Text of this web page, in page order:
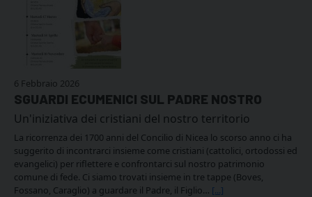
6 Febbraio 2026
SGUARDI ECUMENICI SUL PADRE NOSTRO
Un'iniziativa dei cristiani del nostro territorio
La ricorrenza dei 1700 anni del Concilio di Nicea lo scorso anno ci ha
suggerito di incontrarci insieme come cristiani (cattolici, ortodossi ed
evangelici) per riflettere e confrontarci sul nostro patrimonio
comune di fede. Ci siamo trovati insieme in tre tappe (Boves,
Fossano, Caraglio) a guardare il Padre, il Figlio… [...]